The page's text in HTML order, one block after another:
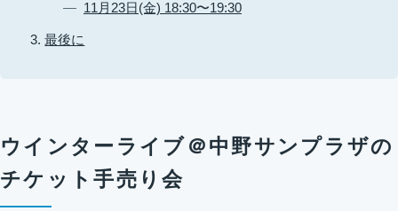
11月23日(金) 18:30〜19:30
最後に
ウインターライブ＠中野サンプラザの
チケット手売り会